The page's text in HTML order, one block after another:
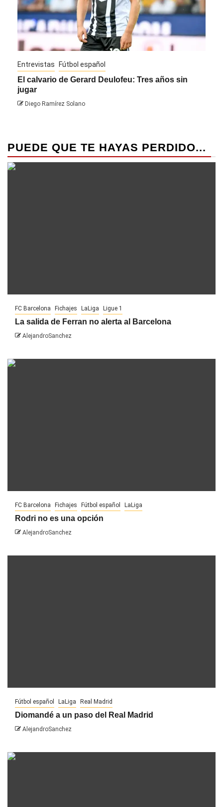
Entrevistas Fútbol español
El calvario de Gerard Deulofeu: Tres años sin
jugar
Diego Ramírez Solano
PUEDE QUE TE HAYAS PERDIDO...
FC Barcelona Fichajes LaLiga Ligue 1
La salida de Ferran no alerta al Barcelona
AlejandroSanchez
FC Barcelona Fichajes Fútbol español LaLiga
Rodri no es una opción
AlejandroSanchez
Fútbol español LaLiga Real Madrid
Diomandé a un paso del Real Madrid
AlejandroSanchez